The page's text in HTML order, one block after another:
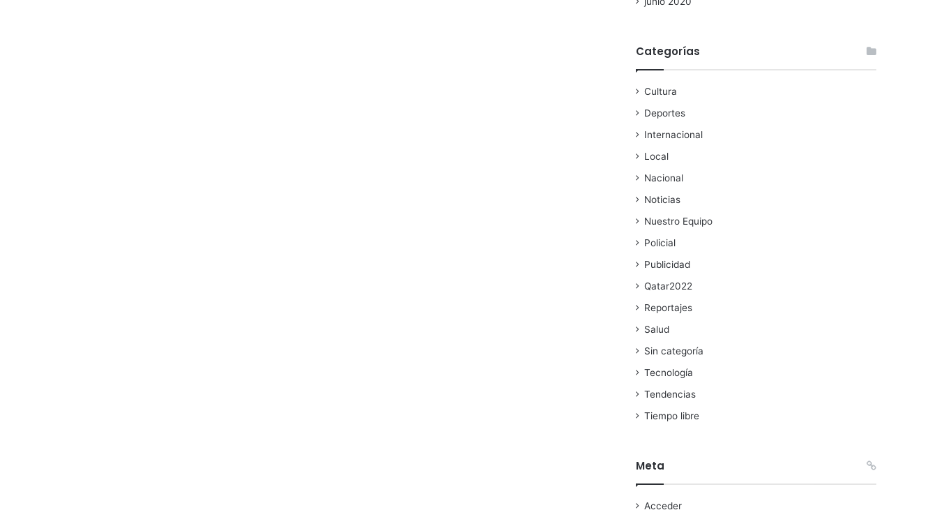
Categorías
Cultura
Deportes
Internacional
Local
Nacional
Noticias
Nuestro Equipo
Policial
Publicidad
Qatar2022
Reportajes
Salud
Sin categoría
Tecnología
Tendencias
Tiempo libre
Meta
Acceder